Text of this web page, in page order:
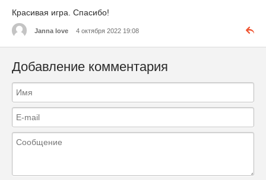
Красивая игра. Спасибо!
Janna love 4 октября 2022 19:08
Добавление комментария